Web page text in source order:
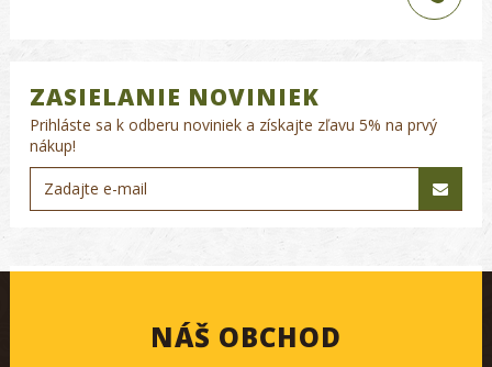
ZASIELANIE NOVINIEK
Prihláste sa k odberu noviniek a získajte zľavu 5% na prvý
nákup!
NÁŠ OBCHOD